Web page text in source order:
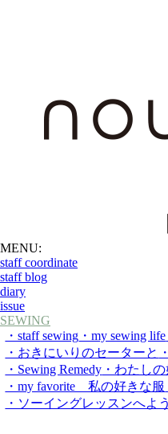
MENU:
staff coordinate
staff blog
diary
issue
SEWING
・staff sewing ・my sewing life
・おきにいりのセーターと
・Sewing Remedy ・わたし
・my favorite 私の好きな服
・ソーイングレッスンへよ